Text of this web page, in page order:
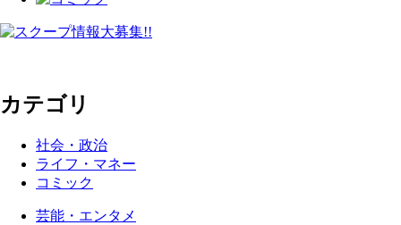
カテゴリ
社会・政治
ライフ・マネー
コミック
芸能・エンタメ